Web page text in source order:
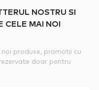
NOSTRU SI
CELE MAI NOI
produse, promotii cu
doar pentru